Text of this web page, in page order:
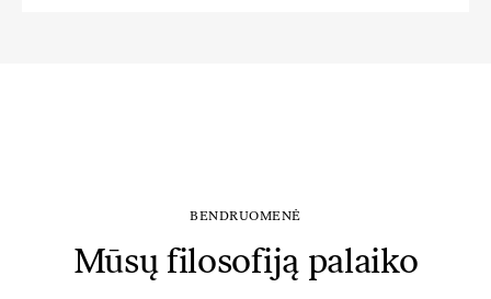
BENDRUOMENĖ
Mūsų filosofiją palaiko